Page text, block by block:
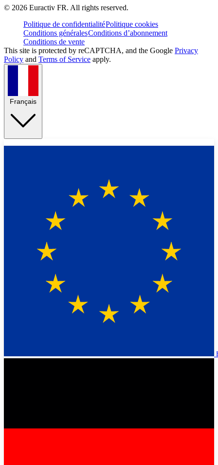
© 2026 Euractiv FR. All rights reserved.
Politique de confidentialitéPolitique cookies
Conditions généralesConditions d’abonnement
Conditions de vente
This site is protected by reCAPTCHA, and the Google Privacy
Policy and Terms of Service apply.
Français